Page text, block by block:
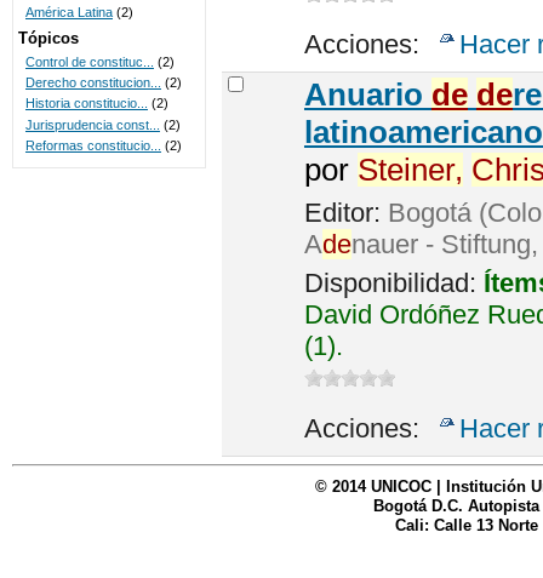
Acciones: Hacer
Anuario de de
por Steiner,
Editor: Bogotá
Adenauer -
Disponibilidad:
David Ordóñez
(1).
Acciones: Hacer
América Latina (2)
Tópicos
Control de constituc...
(2)
Derecho constitucion...
(2)
Historia constitucio... (2)
Jurisprudencia const...
(2)
Reformas constitucio...
(2)
© 2014 UNICOC | Institución
Bogotá D.C. Autopista
Cali: Calle 13 Norte